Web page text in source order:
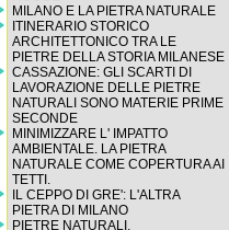
MILANO E LA PIETRA NATURALE
ITINERARIO STORICO
ARCHITETTONICO TRA LE
PIETRE DELLA STORIA MILANESE
CASSAZIONE: GLI SCARTI DI
LAVORAZIONE DELLE PIETRE
NATURALI SONO MATERIE PRIME
SECONDE
MINIMIZZARE L' IMPATTO
AMBIENTALE. LA PIETRA
NATURALE COME COPERTURA AI
TETTI.
IL CEPPO DI GRE': L'ALTRA
PIETRA DI MILANO
PIETRE NATURALI,